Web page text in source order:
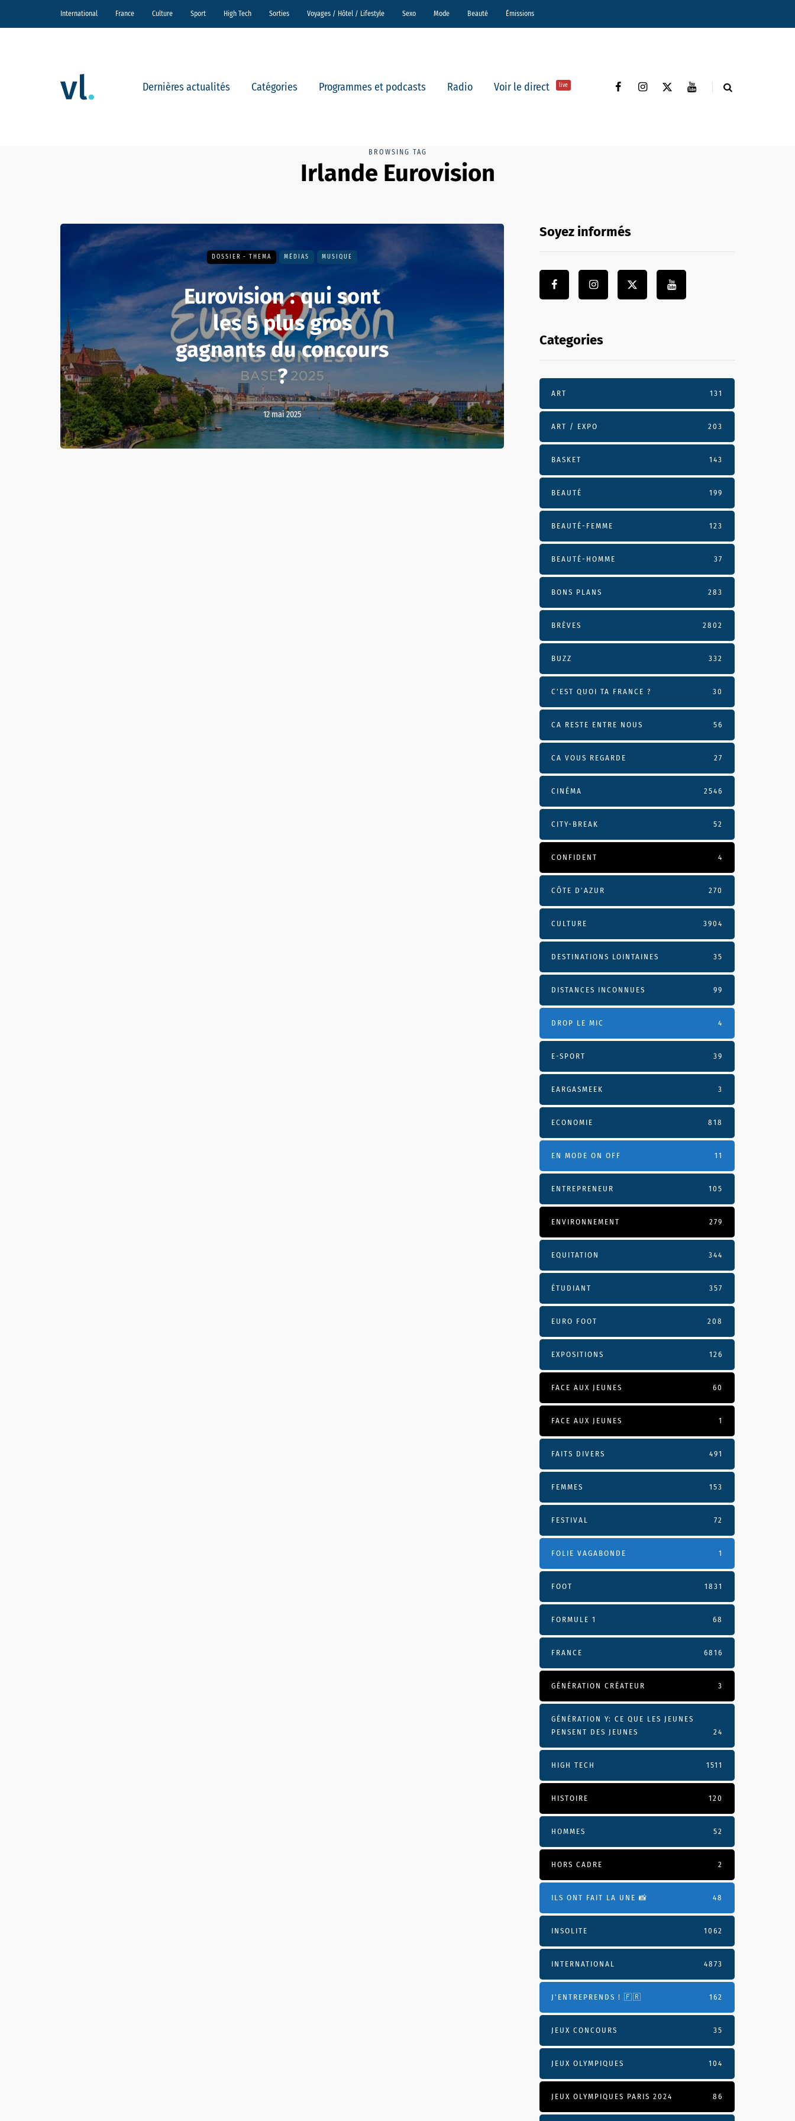
International France Culture Sport High Tech Sorties Voyages / Hôtel / Lifestyle Sexo Mode Beauté Émissions
Dernières actualités Catégories Programmes et podcasts Radio Voir le direct live
BROWSING TAG
Irlande Eurovision
DOSSIER - THEMA MÉDIAS MUSIQUE
Eurovision : qui sont
les 5 plus gros
gagnants du concours
?
12 mai 2025
Soyez informés
Categories
ART 131
ART / EXPO 203
BASKET 143
BEAUTÉ 199
BEAUTÉ-FEMME 123
BEAUTÉ-HOMME 37
BONS PLANS 283
BRÈVES 2802
BUZZ 332
C'EST QUOI TA FRANCE ? 30
CA RESTE ENTRE NOUS 56
CA VOUS REGARDE 27
CINÉMA 2546
CITY-BREAK 52
CONFIDENT 4
CÔTE D’AZUR 270
CULTURE 3904
DESTINATIONS LOINTAINES 35
DISTANCES INCONNUES 99
DROP LE MIC 4
E-SPORT 39
EARGASMEEK 3
ECONOMIE 818
EN MODE ON OFF 11
ENTREPRENEUR 105
ENVIRONNEMENT 279
EQUITATION 344
ÉTUDIANT 357
EURO FOOT 208
EXPOSITIONS 126
FACE AUX JEUNES 60
FACE AUX JEUNES 1
FAITS DIVERS 491
FEMMES 153
FESTIVAL 72
FOLIE VAGABONDE 1
FOOT 1831
FORMULE 1 68
FRANCE 6816
GÉNÉRATION CRÉATEUR 3
GÉNÉRATION Y: CE QUE LES JEUNES
PENSENT DES JEUNES
24
HIGH TECH 1511
HISTOIRE 120
HOMMES 52
HORS CADRE 2
ILS ONT FAIT LA UNE 📸 48
INSOLITE 1062
INTERNATIONAL 4873
J'ENTREPRENDS ! 🇫🇷 162
JEUX CONCOURS 35
JEUX OLYMPIQUES 104
JEUX OLYMPIQUES PARIS 2024 86